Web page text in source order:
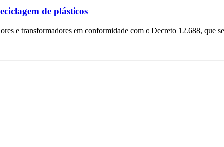
de plásticos
e transformadores em conformidade com o Decreto 12.688, que